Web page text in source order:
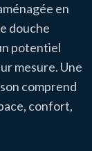
en
douche
potentiel
mesure. Une
comprend
confort,